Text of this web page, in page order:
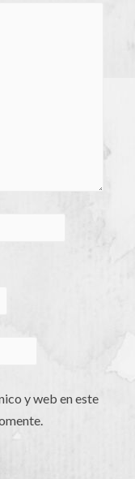
y web en este